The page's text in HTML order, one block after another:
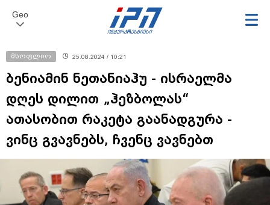
Geo
მსოფლიო 25.08.2024 / 10:21
ბენიამინ ნეთანიაჰუ - ისრაელმა
დღეს დილით „ჰეზბოლას“
ათასობით რაკეტა გაანადგურა -
ვინც გვავნებს, ჩვენც ვავნებთ